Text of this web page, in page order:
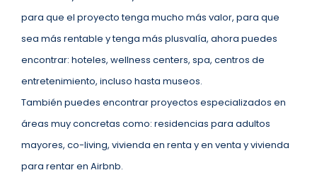
para que el proyecto tenga mucho más valor, para que
sea más rentable y tenga más plusvalía, ahora puedes
encontrar: hoteles, wellness centers, spa, centros de
entretenimiento, incluso hasta museos.
También puedes encontrar proyectos especializados en
áreas muy concretas como: residencias para adultos
mayores, co-living, vivienda en renta y en venta y vivienda
para rentar en Airbnb.